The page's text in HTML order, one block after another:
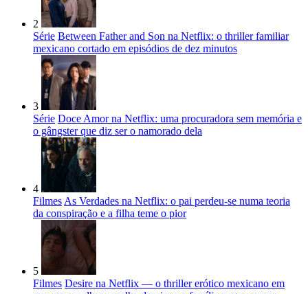
2
Série Between Father and Son na Netflix: o thriller familiar
mexicano cortado em episódios de dez minutos
3
Série Doce Amor na Netflix: uma procuradora sem memória e
o gângster que diz ser o namorado dela
4
Filmes As Verdades na Netflix: o pai perdeu-se numa teoria
da conspiração e a filha teme o pior
5
Filmes Desire na Netflix — o thriller erótico mexicano em